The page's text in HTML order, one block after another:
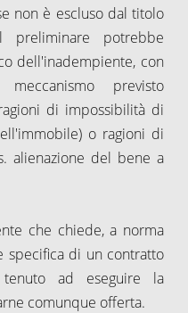
non è escluso dal titolo
potrebbe
dell'inadempiente, con
previsto
di impossibilità di
o ragioni di
alienazione del bene a
che chiede, a norma
specifica di un contratto
ad eseguire la
comunque offerta.